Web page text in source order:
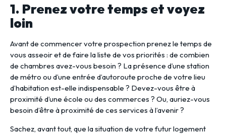
1. Prenez votre temps et voyez
loin
Avant de commencer votre prospection prenez le temps de
vous asseoir et de faire la liste de vos priorités : de combien
de chambres avez-vous besoin ? La présence d’une station
de métro ou d’une entrée d’autoroute proche de votre lieu
d’habitation est-elle indispensable ? Devez-vous être à
proximité d’une école ou des commerces ? Ou, auriez-vous
besoin d’être à proximité de ces services à l’avenir ?
Sachez, avant tout, que la situation de votre futur logement